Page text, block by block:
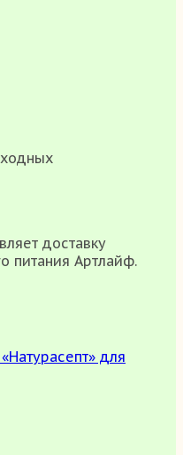
доставку
питания Артлайф.
для